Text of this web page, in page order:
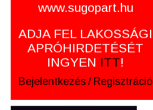
www.sugopart.hu
ADJA FEL LAKOSSÁGI
APRÓHIRDETÉSÉT
INGYEN ITT!
Bejelentkezés / Regisztráció